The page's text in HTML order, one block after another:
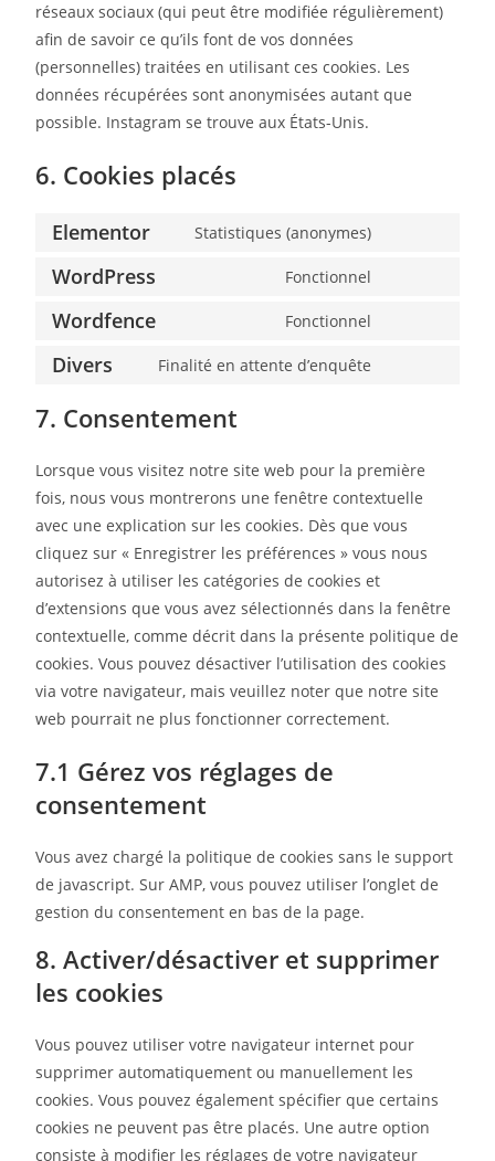
réseaux sociaux (qui peut être modifiée régulièrement)
afin de savoir ce qu’ils font de vos données
(personnelles) traitées en utilisant ces cookies. Les
données récupérées sont anonymisées autant que
possible. Instagram se trouve aux États-Unis.
6. Cookies placés
Elementor Statistiques (anonymes)
WordPress Fonctionnel
Wordfence Fonctionnel
Divers Finalité en attente d’enquête
7. Consentement
Lorsque vous visitez notre site web pour la première
fois, nous vous montrerons une fenêtre contextuelle
avec une explication sur les cookies. Dès que vous
cliquez sur « Enregistrer les préférences » vous nous
autorisez à utiliser les catégories de cookies et
d’extensions que vous avez sélectionnés dans la fenêtre
contextuelle, comme décrit dans la présente politique de
cookies. Vous pouvez désactiver l’utilisation des cookies
via votre navigateur, mais veuillez noter que notre site
web pourrait ne plus fonctionner correctement.
7.1 Gérez vos réglages de
consentement
Vous avez chargé la politique de cookies sans le support
de javascript. Sur AMP, vous pouvez utiliser l’onglet de
gestion du consentement en bas de la page.
8. Activer/désactiver et supprimer
les cookies
Vous pouvez utiliser votre navigateur internet pour
supprimer automatiquement ou manuellement les
cookies. Vous pouvez également spécifier que certains
cookies ne peuvent pas être placés. Une autre option
consiste à modifier les réglages de votre navigateur